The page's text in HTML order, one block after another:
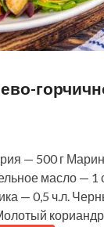
— 500 г
масло — 1
— 0,5 ч.л.